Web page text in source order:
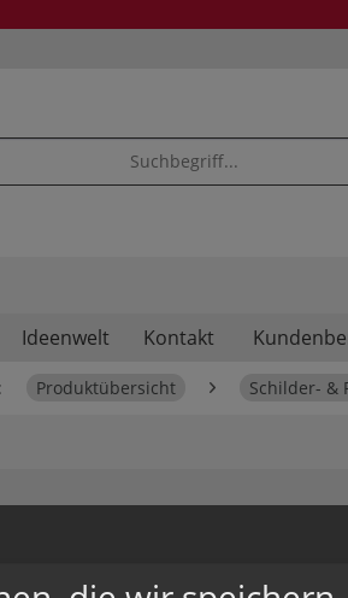
Ideenwelt Kontakt
Produktübersicht Schilder- &